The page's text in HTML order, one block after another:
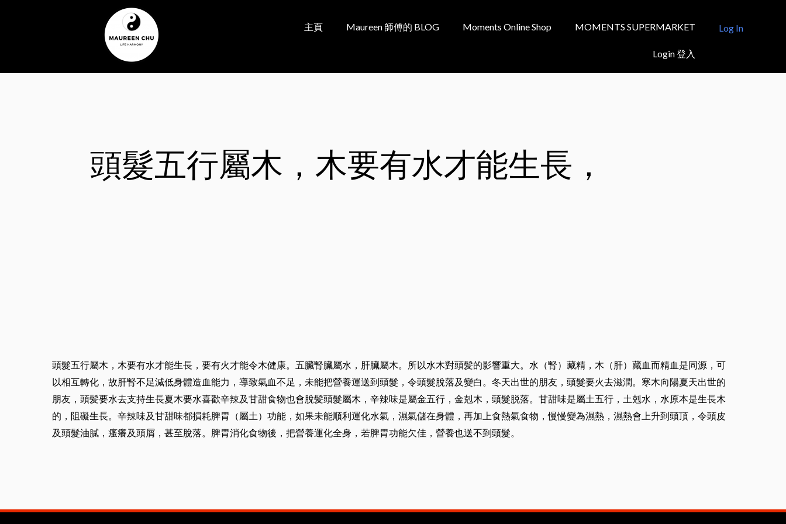
主頁 Maureen 師傅的 BLOG Moments Online Shop MOMENTS SUPERMARKET
Login 登入
Log In
頭髮五行屬木，木要有水才能生長，
頭髮五行屬木，木要有水才能生長，要有火才能令木健康。五臟腎臟屬水，肝臟屬木。所以水木對頭髪的影響重大。水（腎）藏精，木（肝）藏血而精血是同源，可
以相互轉化，故肝腎不足減低身體造血能力，導致氣血不足，未能把營養運送到頭髮，令頭髮脫落及變白。冬天出世的朋友，頭髮要火去滋潤。寒木向陽夏天出世的
朋友，頭髪要水去支持生長夏木要水喜歡辛辣及甘甜食物也會脫髪頭髮屬木，辛辣味是屬金五行，金剋木，頭髮脱落。甘甜味是屬土五行，土剋水，水原本是生長木
的，阻礙生長。辛辣味及甘甜味都損耗脾胃（屬土）功能，如果未能順利運化水氣，濕氣儲在身體，再加上食熱氣食物，慢慢變為濕熱，濕熱會上升到頭頂，令頭皮
及頭髮油膩，瘙癢及頭屑，甚至脫落。脾胃消化食物後，把營養運化全身，若脾胃功能欠佳，營養也送不到頭髮。